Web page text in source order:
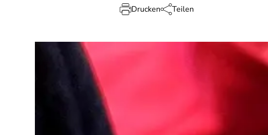
Drucken Teilen